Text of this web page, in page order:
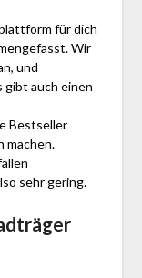
für dich
Wir
und
auch einen
Bestseller
machen.
sehr gering.